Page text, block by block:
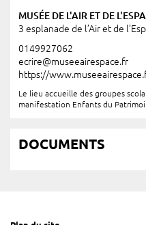
MUSÉE DE L'AIR ET DE
3 esplanade de l’Air et de
0149927062
ecrire@museeairespace.fr
https://
Le lieu accueille des groupes
manifestation Enfants du
DOCUMENTS